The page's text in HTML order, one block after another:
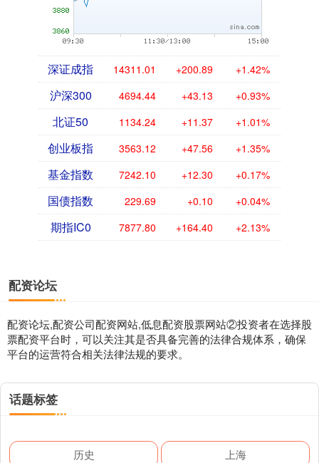
深证成指 14311.01 +200.89 +1.42%
沪深300 4694.44 +43.13 +0.93%
北证50 1134.24 +11.37 +1.01%
创业板指 3563.12 +47.56 +1.35%
基金指数 7242.10 +12.30 +0.17%
国债指数 229.69 +0.10 +0.04%
期指IC0 7877.80 +164.40 +2.13%
配资论坛
配资论坛,配资公司配资网站,低息配资股票网站②投资者在选择股
票配资平台时，可以关注其是否具备完善的法律合规体系，确保
平台的运营符合相关法律法规的要求。
话题标签
历史 上海